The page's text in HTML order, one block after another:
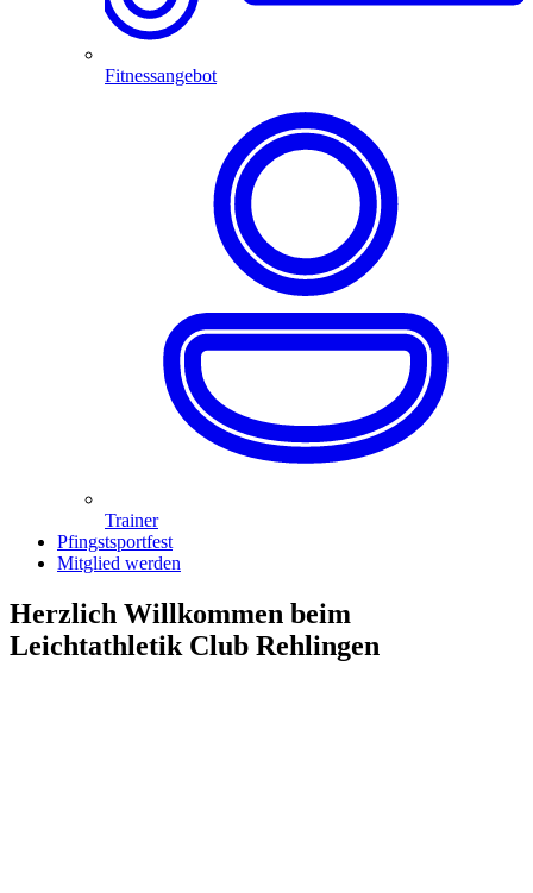
Fitnessangebot
Trainer
Pfingstsportfest
Mitglied werden
Herzlich Willkommen beim
Leichtathletik Club Rehlingen